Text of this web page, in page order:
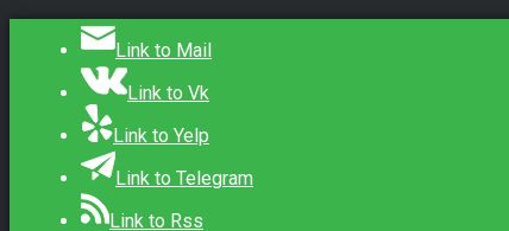
Link to Mail
Link to Vk
Link to Yelp
Link to Telegram
Link to Rss